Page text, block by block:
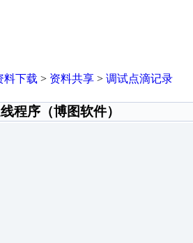
料下载 > 资料共享 > 调试点滴记录
程序（博图软件）